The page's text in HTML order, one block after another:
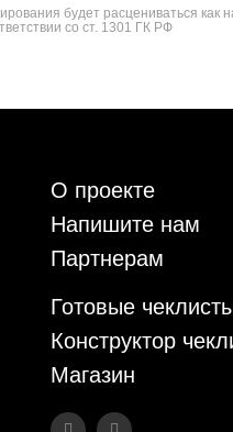
будет расцениваться как
со ст. 1301 ГК РФ
О проекте
Напишите нам
Партнерам
Готовые
Конструктор
Магазин